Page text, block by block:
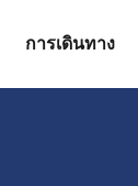
การเดินทาง